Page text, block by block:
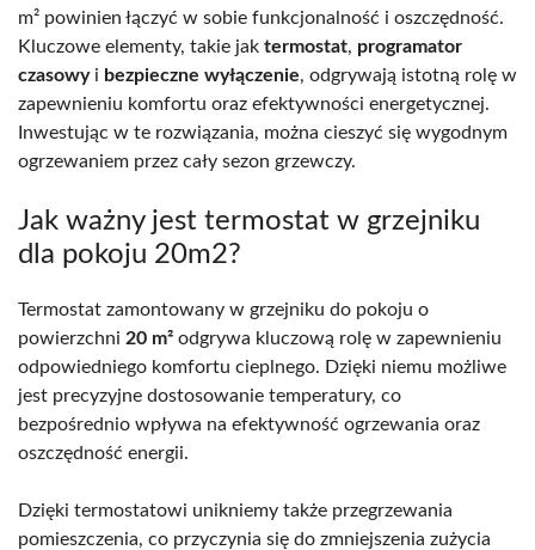
m² powinien łączyć w sobie funkcjonalność i oszczędność.
Kluczowe elementy, takie jak termostat, programator
czasowyi bezpieczne wyłączenie, odgrywają istotną rolę w
zapewnieniu komfortu oraz efektywności energetycznej.
Inwestując w te rozwiązania, można cieszyć się wygodnym
ogrzewaniem przez cały sezon grzewczy.
Jak ważny jest termostat w grzejniku
dla pokoju 20m2?
Termostat zamontowany w grzejniku do pokoju o
powierzchni 20 m² odgrywa kluczową rolę w zapewnieniu
odpowiedniego komfortu cieplnego. Dzięki niemu możliwe
jest precyzyjne dostosowanie temperatury, co
bezpośrednio wpływa na efektywność ogrzewania oraz
oszczędność energii.
Dzięki termostatowi unikniemy także przegrzewania
pomieszczenia, co przyczynia się do zmniejszenia zużycia